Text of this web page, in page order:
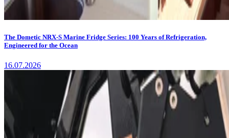
The Dometic NRX-S Marine Fridge Series: 100 Years of Refrigeration,
Engineered for the Ocean
16.07.2026